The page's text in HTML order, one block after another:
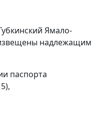
Ямало-
извещены надлежащим
паспорта